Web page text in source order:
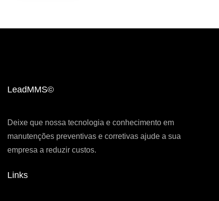
LeadMMS©
Deixe que nossa tecnologia e conhecimento em
manutenções preventivas e corretivas ajude a sua
empresa a reduzir custos.
Links